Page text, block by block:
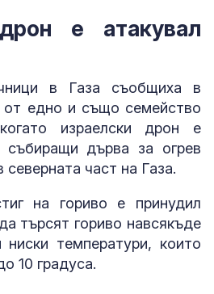
е атакувал
в Газа съобщиха в
от едно и също семейство
израелски дрон е
събиращи дърва за огрев
част на Газа.
на гориво е принудил
търсят гориво навсякъде
температури, които
10 градуса.